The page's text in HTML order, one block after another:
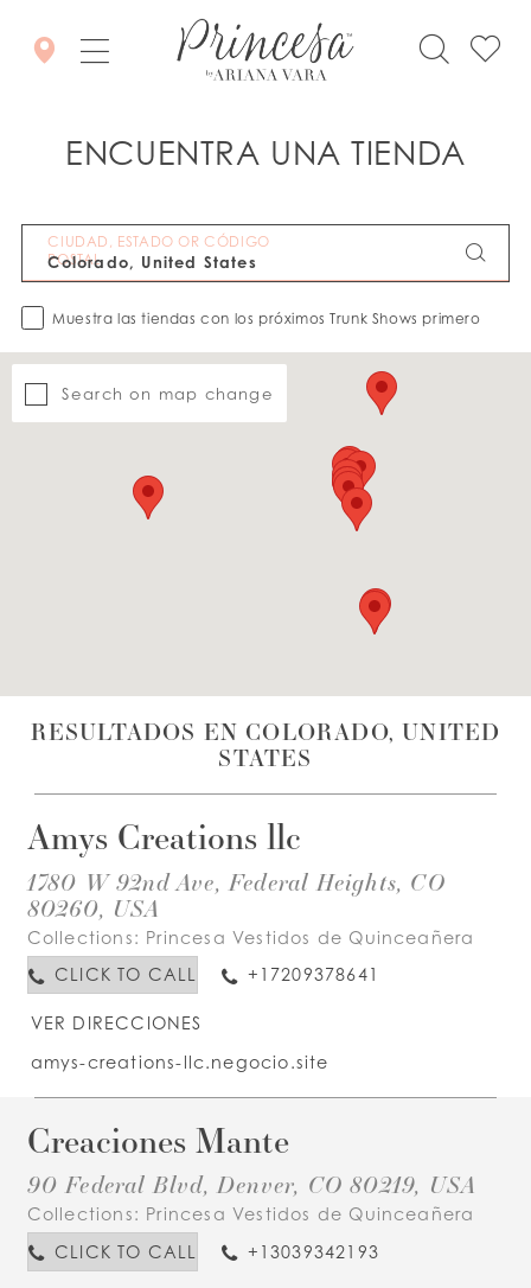
ENCUENTRA UNA TIENDA
CIUDAD, ESTADO OR CÓDIGO
POSTAL
Muestra las tiendas con los próximos Trunk Shows primero
Search on map change
RESULTADOS EN COLORADO, UNITED
STATES
Amys Creations llc
1780 W 92nd Ave, Federal Heights, CO
80260, USA
Collections: Princesa Vestidos de Quinceañera
CLICK TO CALL
+17209378641
VER DIRECCIONES
amys-creations-llc.negocio.site
Creaciones Mante
90 Federal Blvd, Denver, CO 80219, USA
Collections: Princesa Vestidos de Quinceañera
CLICK TO CALL
+13039342193